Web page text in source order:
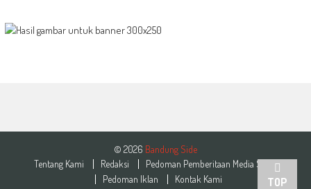
© 2026 Bandung Side
Tentang Kami
Redaksi
Pedoman Pemberitaan Media Siber
Pedoman Iklan
Kontak Kami TOP